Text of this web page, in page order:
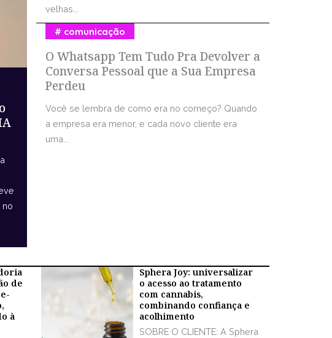
no
velhas...
O Whatsapp Tem Tudo Pra Devolver a
Conversa Pessoal que a Sua Empresa
Perdeu
comunicação
Você se lembra de como era no começo? Quando
a empresa era menor, e cada novo cliente era
uma...
de
à
Sphera Joy: universalizar
o acesso ao tratamento
com cannabis,
combinando confiança e
acolhimento
SOBRE O CLIENTE: A Sphera